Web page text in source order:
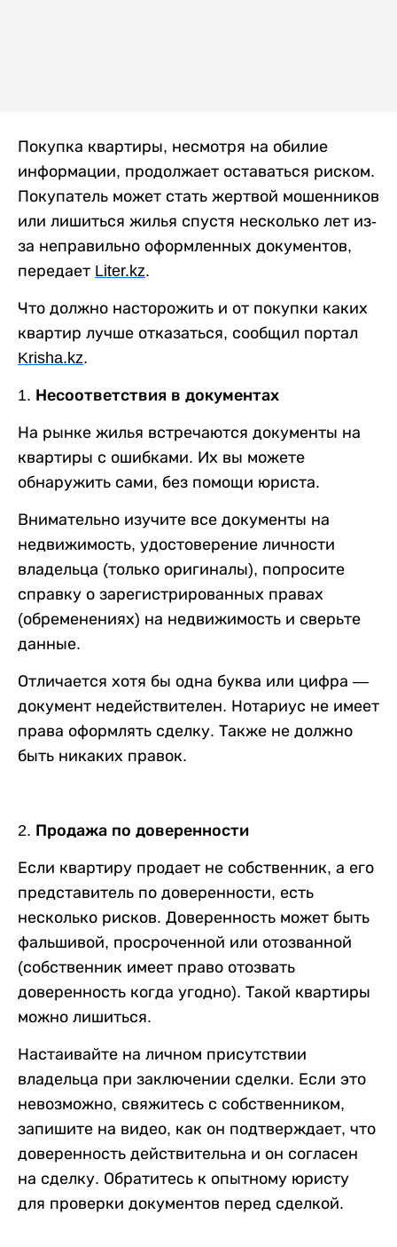
Покупка квартиры, несмотря на обилие
информации, продолжает оставаться риском.
Покупатель может стать жертвой мошенников
или лишиться жилья спустя несколько лет из-
за неправильно оформленных документов,
передает Liter.kz.
Что должно насторожить и от покупки каких
квартир лучше отказаться, сообщил портал
Krisha.kz.
1. Несоответствия в документах
На рынке жилья встречаются документы на
квартиры с ошибками. Их вы можете
обнаружить сами, без помощи юриста.
Внимательно изучите все документы на
недвижимость, удостоверение личности
владельца (только оригиналы), попросите
справку о зарегистрированных правах
(обременениях) на недвижимость и сверьте
данные.
Отличается хотя бы одна буква или цифра —
документ недействителен. Нотариус не имеет
права оформлять сделку. Также не должно
быть никаких правок.
2. Продажа по доверенности
Если квартиру продает не собственник, а его
представитель по доверенности, есть
несколько рисков. Доверенность может быть
фальшивой, просроченной или отозванной
(собственник имеет право отозвать
доверенность когда угодно). Такой квартиры
можно лишиться.
Настаивайте на личном присутствии
владельца при заключении сделки. Если это
невозможно, свяжитесь с собственником,
запишите на видео, как он подтверждает, что
доверенность действительна и он согласен
на сделку. Обратитесь к опытному юристу
для проверки документов перед сделкой.